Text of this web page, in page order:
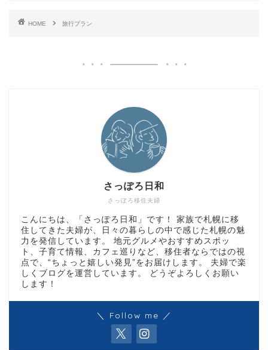
HOME 旅行プラン
さっぽろ移住夫婦
さっぽろ日和
こんにちは、「さっぽろ日和」です！ 家族で札幌に移
住してきた夫婦が、日々の暮らしの中で感じた札幌の魅
力を発信しています。 地元グルメやおすすめスポッ
ト、子育て情報、カフェ巡りなど、移住者ならではの視
点で、“ちょっと嬉しい発見”をお届けします。 夫婦で楽
しくブログを運営しています。 どうぞよろしくお願い
します！
＼ Follow me ／